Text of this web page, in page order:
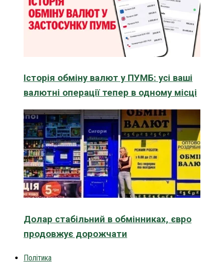
Історія обміну валют у ПУМБ: усі ваші
валютні операції тепер в одному місці
Долар стабільний в обмінниках, євро
продовжує дорожчати
Політика